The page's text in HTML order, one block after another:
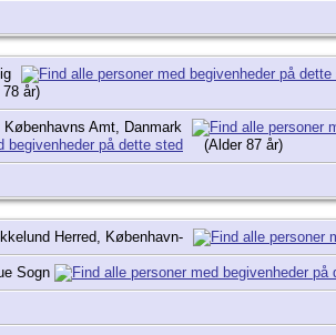
år)
Amt, Danmark
(Alder 87 år)
Herred, København-
Sogn